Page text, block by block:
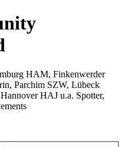
HAM, Finkenwerder
Parchim SZW, Lübeck
HAJ u.a. Spotter,